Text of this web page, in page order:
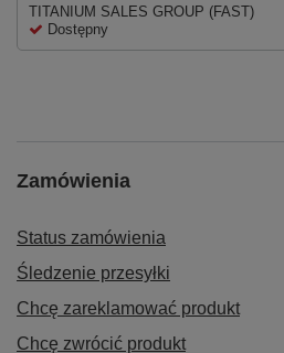
TITANIUM SALES GROUP (FAST)
Dostępny
Zamówienia
Status zamówienia
Śledzenie przesyłki
Chcę zareklamować produkt
Chcę zwrócić produkt